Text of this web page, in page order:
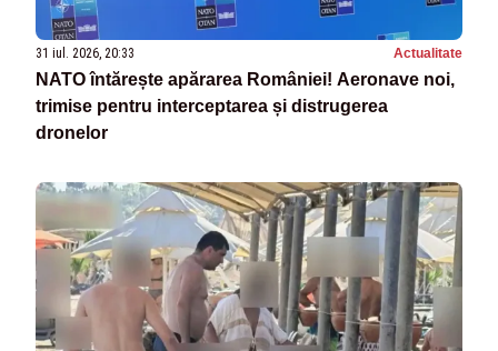
31 iul. 2026, 20:33 Actualitate
NATO întărește apărarea României! Aeronave noi,
trimise pentru interceptarea și distrugerea
dronelor